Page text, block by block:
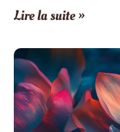
Lire la suite »